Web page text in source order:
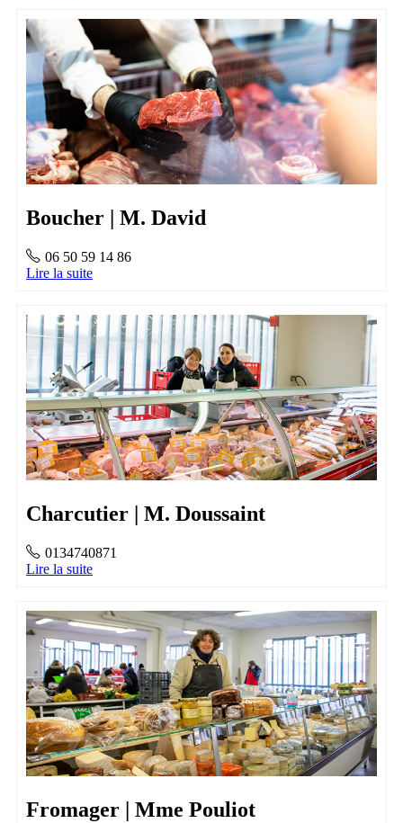
Boucher | M. David
06 50 59 14 86
Lire la suite
Charcutier | M. Doussaint
0134740871
Lire la suite
Fromager | Mme Pouliot